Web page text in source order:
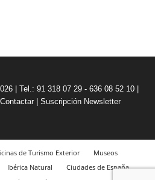
| Tel.: 91 318 07 29 - 636 08 52 10 |
Contactar Suscripción Newsletter
de Turismo Exterior
Museos
Ibérica Natural
Ciudades de España